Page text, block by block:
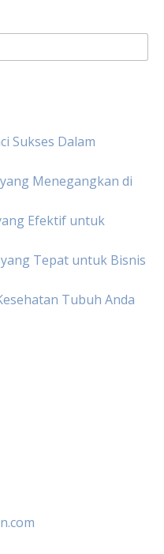
Sukses Dalam
Menegangkan di
Efektif untuk
Tepat untuk Bisnis
Tubuh Anda